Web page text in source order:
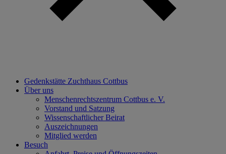
Gedenkstätte Zuchthaus Cottbus
Über uns
Menschenrechtszentrum Cottbus e. V.
Vorstand und Satzung
Wissenschaftlicher Beirat
Auszeichnungen
Mitglied werden
Besuch